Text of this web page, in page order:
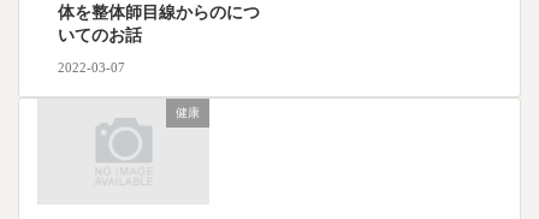
体を整体師目線からのにつ
いてのお話
2022-03-07
健康